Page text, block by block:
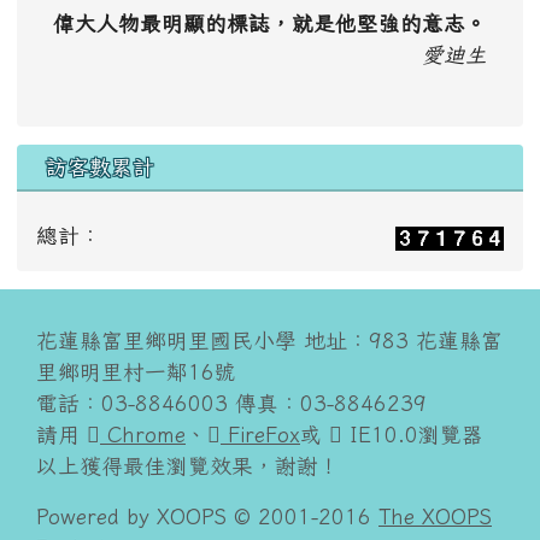
偉大人物最明顯的標誌，就是他堅強的意志。
愛迪生
訪客數累計
總計：
花蓮縣富里鄉明里國民小學 地址：983 花蓮縣富
里鄉明里村一鄰16號
電話：03-8846003 傳真：03-8846239
請用
Chrome 、 FireFox或
IE10.0瀏覽器
以上獲得最佳瀏覽效果，謝謝！
Powered by XOOPS © 2001-2016 The XOOPS